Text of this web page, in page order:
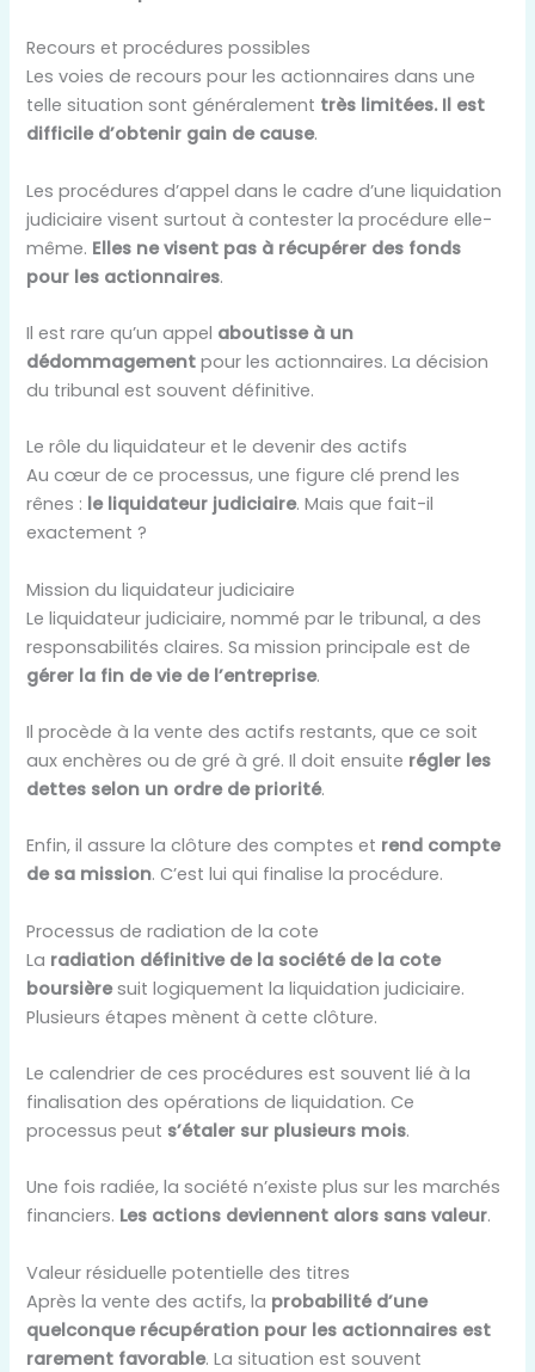
Recours et procédures possibles
Les voies de recours pour les actionnaires dans une
telle situation sont généralement très limitées. Il est
difficile d’obtenir gain de cause.
Les procédures d’appel dans le cadre d’une liquidation
judiciaire visent surtout à contester la procédure elle-
même. Elles ne visent pas à récupérer des fonds
pour les actionnaires.
Il est rare qu’un appel aboutisse à un
dédommagement pour les actionnaires. La décision
du tribunal est souvent définitive.
Le rôle du liquidateur et le devenir des actifs
Au cœur de ce processus, une figure clé prend les
rênes : le liquidateur judiciaire. Mais que fait-il
exactement ?
Mission du liquidateur judiciaire
Le liquidateur judiciaire, nommé par le tribunal, a des
responsabilités claires. Sa mission principale est de
gérer la fin de vie de l’entreprise.
Il procède à la vente des actifs restants, que ce soit
aux enchères ou de gré à gré. Il doit ensuite régler les
dettes selon un ordre de priorité.
Enfin, il assure la clôture des comptes et rend compte
de sa mission. C’est lui qui finalise la procédure.
Processus de radiation de la cote
La radiation définitive de la société de la cote
boursièresuit logiquement la liquidation judiciaire.
Plusieurs étapes mènent à cette clôture.
Le calendrier de ces procédures est souvent lié à la
finalisation des opérations de liquidation. Ce
processus peut s’étaler sur plusieurs mois.
Une fois radiée, la société n’existe plus sur les marchés
financiers. Les actions deviennent alors sans valeur.
Valeur résiduelle potentielle des titres
Après la vente des actifs, la probabilité d’une
quelconque récupération pour les actionnaires est
rarement favorable. La situation est souvent